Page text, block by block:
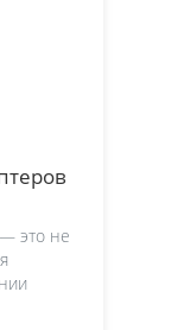
это не